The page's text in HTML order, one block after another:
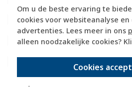
Om u de beste ervaring te
cookies voor websiteanalyse
advertenties. Lees meer in ons
alleen noodzakelijke cookies?
Cookies
Materiaal
Bevestigingswijze
Opdruk/indicatie
Controlevenster/verlicht